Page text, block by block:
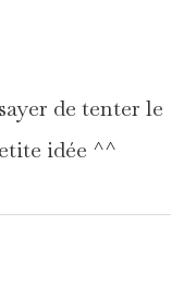
de tenter le
idée ^^